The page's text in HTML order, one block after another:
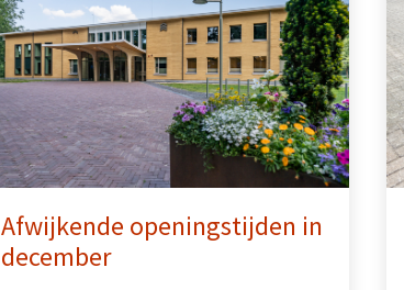
Afwijkende openingstijden in
december